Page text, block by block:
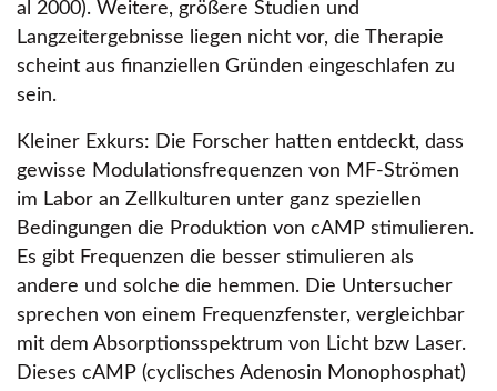
al 2000). Weitere, größere Studien und
Langzeitergebnisse liegen nicht vor, die Therapie
scheint aus finanziellen Gründen eingeschlafen zu
sein.
Kleiner Exkurs: Die Forscher hatten entdeckt, dass
gewisse Modulationsfrequenzen von MF-Strömen
im Labor an Zellkulturen unter ganz speziellen
Bedingungen die Produktion von cAMP stimulieren.
Es gibt Frequenzen die besser stimulieren als
andere und solche die hemmen. Die Untersucher
sprechen von einem Frequenzfenster, vergleichbar
mit dem Absorptionsspektrum von Licht bzw Laser.
Dieses cAMP (cyclisches Adenosin Monophosphat)